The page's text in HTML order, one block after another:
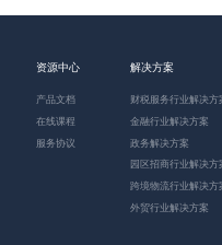
资源中心
产品文档
在线课程
服务协议
解决方案
财税服务行业解决方
金融行业解决方案
政务解决方案
园区招商行业解决方
跨境物流行业解决方
外贸行业解决方案